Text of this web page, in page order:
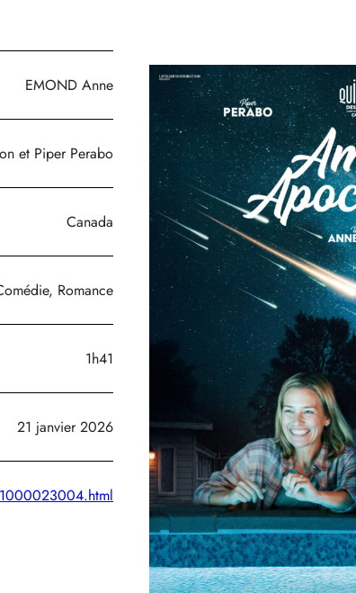
EMOND Anne
et Piper Perabo
Canada
Romance
1h41
21 janvier 2026